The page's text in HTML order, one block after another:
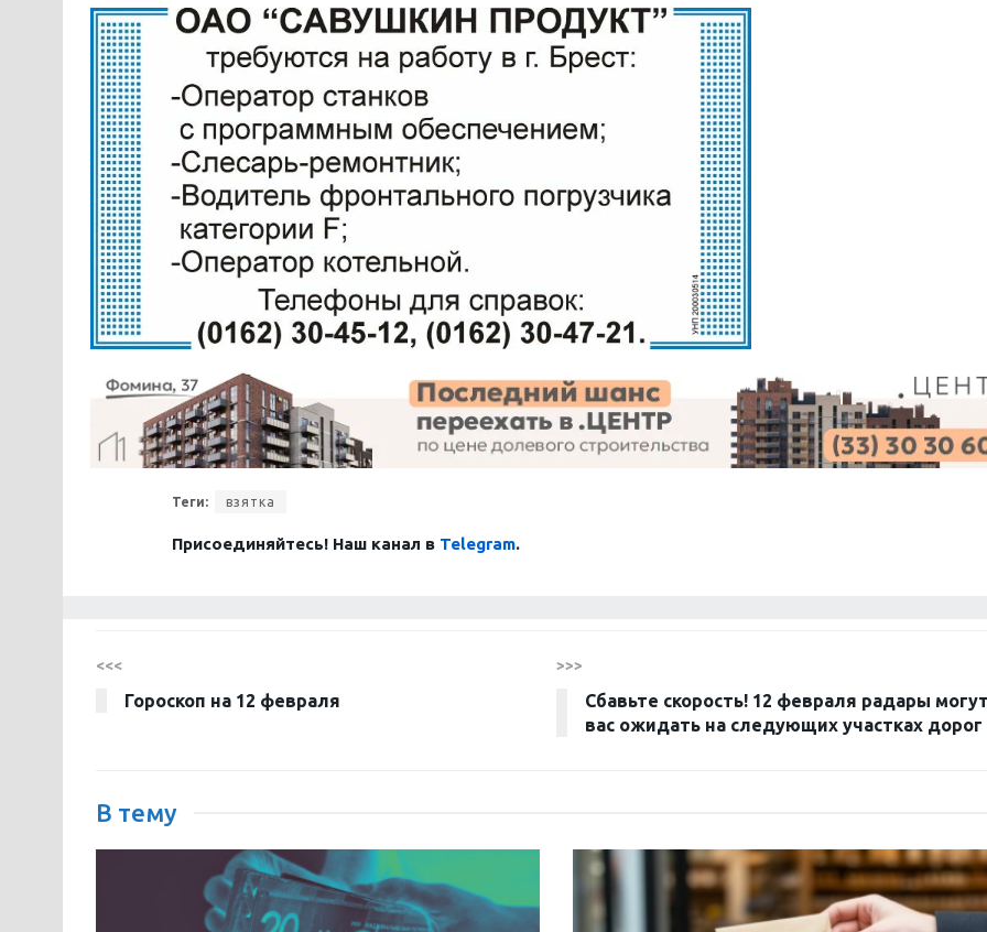
Теги: взятка
Присоединяйтесь! Наш канал в Telegram.
<<<
Гороскоп на 12 февраля
>>>
Сбавьте скорость! 12 февраля радары
вас ожидать на следующих участках дорог
В тему